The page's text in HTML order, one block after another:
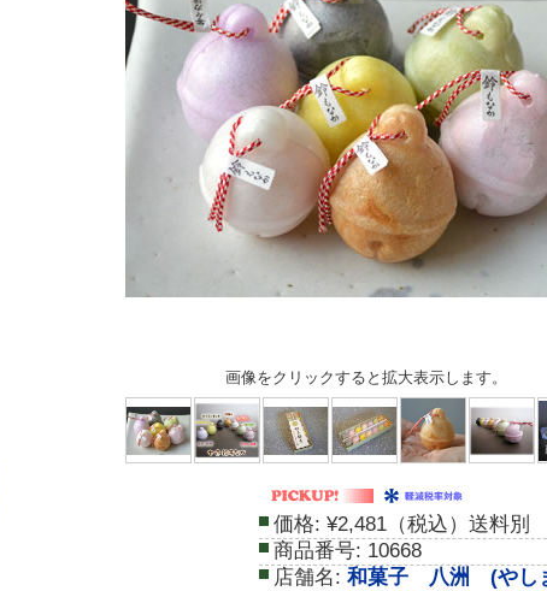
画像をクリックすると拡大表示します。
価格: ¥2,481（税込）送料別
商品番号: 10668
店舗名: 和菓子 八洲 (やし